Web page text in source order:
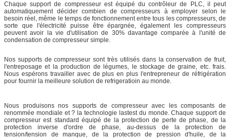
Chaque support de compresseur est équipé du contrôleur de PLC, il peut
automatiquement décider combien de compresseurs à employer selon le
besoin réel, même le temps de fonctionnement entre tous les compresseurs, de
sorte que l'électricité puisse être épargnée, également les compresseurs
peuvent avoir la vie d'utilisation de 30% davantage comparée à l'unité de
condensation de compresseur simple.
Nos supports de compresseur sont très utilisés dans la conservation de fruit,
l'entreposage et la production de légumes, le stockage de graine, etc. frais.
Nous espérons travailler avec de plus en plus l'entrepreneur de réfrigération
pour fournir la meilleure solution de refrigeratioin au monde.
Nous produisons nos supports de compresseur avec les composants de
renommée mondiale et ? la technologie lastest du monde. Chaque support de
compresseur est standard équipé de la protection de perte de phase, de la
protection inverse d'ordre de phase, au-dessus de la protection de
tension/tension de manque, de la protection de pression d'huile, de la